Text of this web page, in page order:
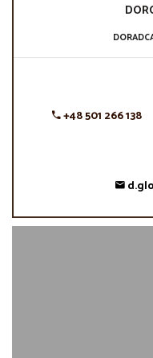
+48 501 266 138